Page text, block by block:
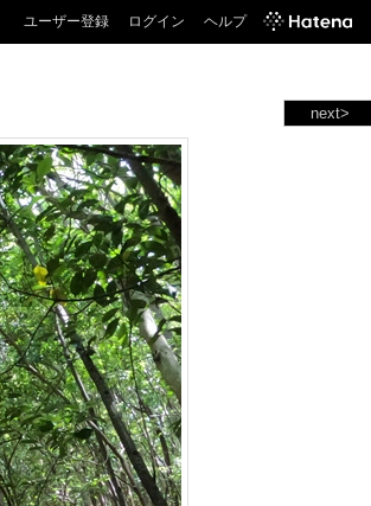
ユーザー登録 ログイン ヘルプ
next>